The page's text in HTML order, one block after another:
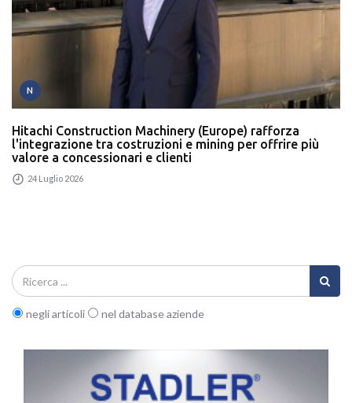
N
Hitachi Construction Machinery (Europe) rafforza
l'integrazione tra costruzioni e mining per offrire più
valore a concessionari e clienti
24 Luglio 2026
negli articoli nel database aziende